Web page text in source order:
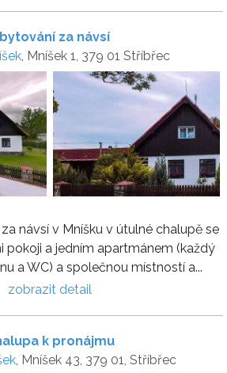
za návsí
, Mníšek 1, 379 01 Stříbřec
návsí v Mníšku v útulné chalupě se
a jedním apartmánem (každý
a WC) a společnou místností a...
zobrazit detail
k pronájmu
, Mníšek 43, 379 01, Stříbřec